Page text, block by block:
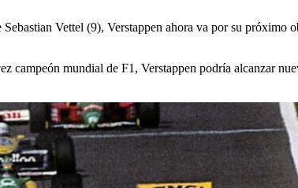
Vettel (9), Verstappen ahora va por su próximo
campeón mundial de F1, Verstappen podría alcanzar